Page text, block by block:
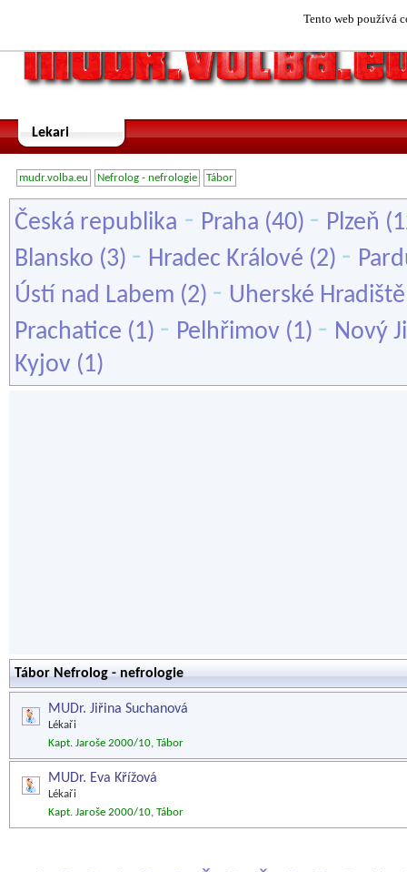
Tento web používá
Lekari
mudr.volba.eu Nefrolog - nefrologie Tábor
Česká republika - Praha (40) - Plzeň
Blansko (3) - Hradec Králové (2) -
Ústí nad Labem (2) - Uherské Hradiště
Prachatice (1) - Pelhřimov (1) - Nový
Kyjov (1)
Tábor Nefrolog - nefrologie
MUDr. Jiřina Suchanová
Lékaři
Kapt. Jaroše 2000/10, Tábor
MUDr. Eva Křížová
Lékaři
Kapt. Jaroše 2000/10, Tábor